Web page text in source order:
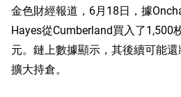
金色財經報道，6月18日，據
Hayes從Cumberland買入了1,500
元。鏈上數據顯示，其後續可能
擴大持倉。